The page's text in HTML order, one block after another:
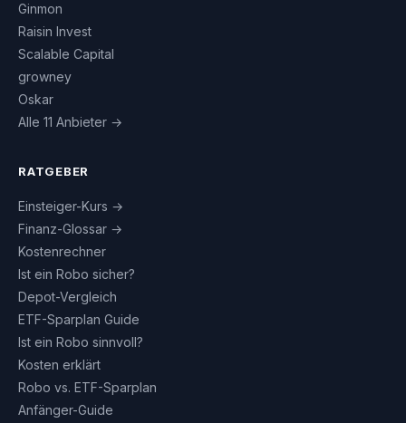
Ginmon
Raisin Invest
Scalable Capital
growney
Oskar
Alle 11 Anbieter →
RATGEBER
Einsteiger-Kurs →
Finanz-Glossar →
Kostenrechner
Ist ein Robo sicher?
Depot-Vergleich
ETF-Sparplan Guide
Ist ein Robo sinnvoll?
Kosten erklärt
Robo vs. ETF-Sparplan
Anfänger-Guide